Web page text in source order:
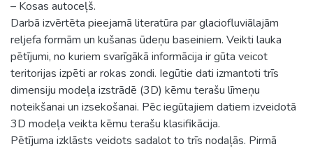
– Kosas autoceļš.
Darbā izvērtēta pieejamā literatūra par glaciofluviālajām
reljefa formām un kušanas ūdeņu baseiniem. Veikti lauka
pētījumi, no kuriem svarīgākā informācija ir gūta veicot
teritorijas izpēti ar rokas zondi. Iegūtie dati izmantoti trīs
dimensiju modeļa izstrādē (3D) kēmu terašu līmeņu
noteikšanai un izsekošanai. Pēc iegūtajiem datiem izveidotā
3D modeļa veikta kēmu terašu klasifikācija.
Pētījuma izklāsts veidots sadalot to trīs nodaļās. Pirmā